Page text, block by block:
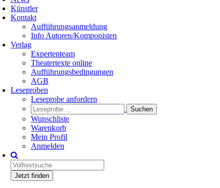
Künstler
Kontakt
Aufführungsanmeldung
Info Autoren/Komponisten
Verlag
Expertenteam
Theatertexte online
Aufführungsbedingungen
AGB
Leseproben
Leseprobe anfordern
Wunschliste
Warenkorb
Mein Profil
Anmelden
Jetzt finden